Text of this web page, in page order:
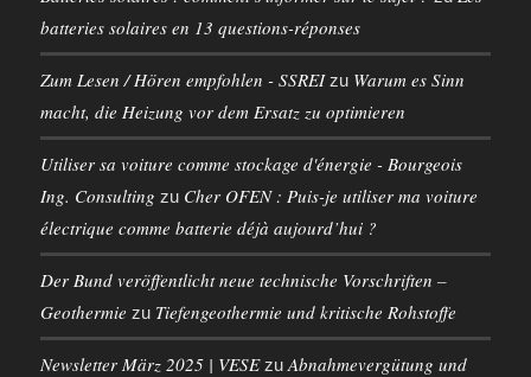
batteries solaires en 13 questions-réponses
Zum Lesen / Hören empfohlen - SSREIzu Warum es Sinn
macht, die Heizung vor dem Ersatz zu optimieren
Utiliser sa voiture comme stockage d'énergie - Bourgeois
Ing. Consulting zu Cher OFEN : Puis-je utiliser ma voiture
électrique comme batterie déjà aujourd’hui ?
Der Bund veröffentlicht neue technische Vorschriften –
Geothermie zu Tiefengeothermie und kritische Rohstoffe
Newsletter März 2025 | VESEzu Abnahmevergütung und